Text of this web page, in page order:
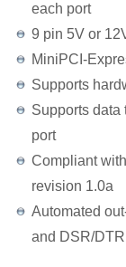
each port
9 pin 5V or
MiniPCI-
Supports
Supports data
port
Compliant
revision 1.0a
Automated
and DSR/DTR